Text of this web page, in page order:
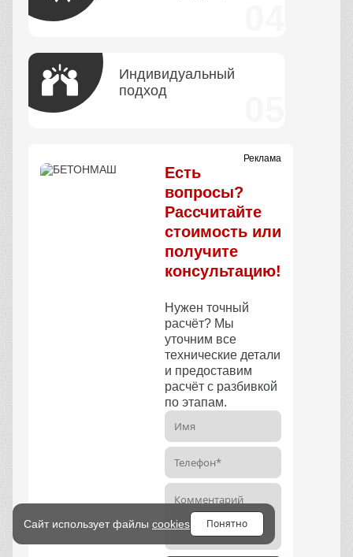
Индивидуальный
подход
Реклама
Есть
вопросы?
Рассчитайте
стоимость или
получите
консультацию!
Нужен точный
расчёт? Мы
уточним все
технические детали
и предоставим
расчёт с разбивкой
по этапам.
Сайт использует файлы cookies Понятно